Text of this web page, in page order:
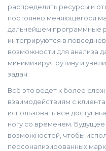
распределять ресурсы и
постоянно меняющегося
дальнейшем программные
интегрируются в
возможности для анализа
минимизируя рутину и
задач.
Всё это ведет к более
взаимодействиям с
использовать все
ногу со временем.
возможностей, чтобы
персонализированных